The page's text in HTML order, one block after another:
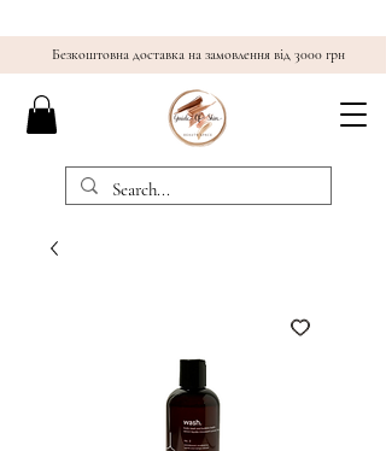
Безкоштовна доставка на замовлення від 3000 грн